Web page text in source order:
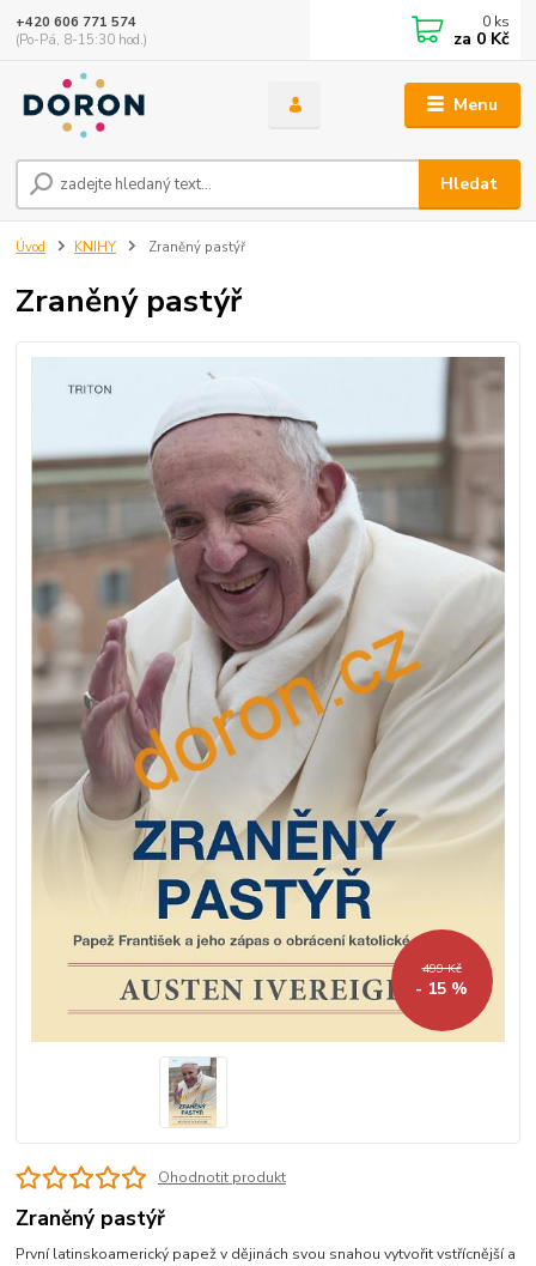
Menu
Hledat
+420 606 771 574
(Po-Pá, 8-15:30 hod.)
0 ks
za 0 Kč
Úvod KNIHY Zraněný pastýř
Zraněný pastýř
499 Kč
- 15 %
Ohodnotit produkt
Zraněný pastýř
První latinskoamerický papež v dějinách svou snahou vytvořit vstřícnější a